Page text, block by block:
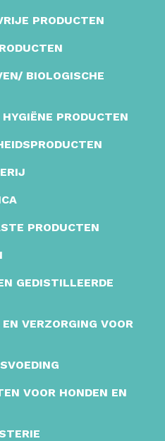
PRODUCTEN
BIOLOGISCHE
PRODUCTEN
PRODUCTEN
GEDISTILLEERDE
VERZORGING VOOR
VOOR HONDEN EN